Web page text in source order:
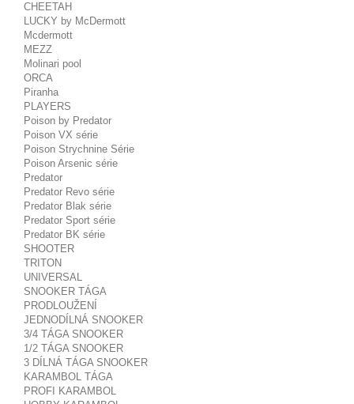
CHEETAH
LUCKY by McDermott
Mcdermott
MEZZ
Molinari pool
ORCA
Piranha
PLAYERS
Poison by Predator
Poison VX série
Poison Strychnine Série
Poison Arsenic série
Predator
Predator Revo série
Predator Blak série
Predator Sport série
Predator BK série
SHOOTER
TRITON
UNIVERSAL
SNOOKER TÁGA
PRODLOUŽENÍ
JEDNODÍLNÁ SNOOKER
3/4 TÁGA SNOOKER
1/2 TÁGA SNOOKER
3 DÍLNÁ TÁGA SNOOKER
KARAMBOL TÁGA
PROFI KARAMBOL